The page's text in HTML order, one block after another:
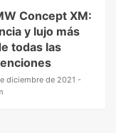
Concept XM:
y lujo más
todas las
diciembre de 2021 -